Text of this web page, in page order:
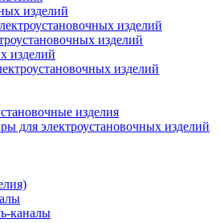
изделий
изделий
изделий
изделий
изделий
изделия
для электроустановочных изделий
каналы